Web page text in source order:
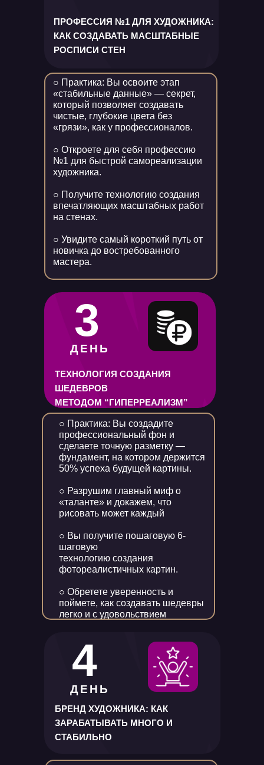
○ Практика: Вы освоите этап
«стабильные данные» — секрет,
который позволяет создавать
чистые, глубокие цвета без
«грязи», как у профессионалов.
○ Откроете для себя профессию
№1 для быстрой самореализации
художника.
○ Получите технологию создания
впечатляющих масштабных работ
на стенах.
○ Увидите самый короткий путь от
новичка до востребованного
мастера.
ПРОФЕССИЯ №1 ДЛЯ ХУДОЖНИКА:
КАК СОЗДАВАТЬ МАСШТАБНЫЕ
РОСПИСИ СТЕН
○ Практика: Вы создадите
профессиональный фон и
сделаете точную разметку —
фундамент, на котором держится
50% успеха будущей картины.
○ Разрушим главный миф о
«таланте» и докажем, что
рисовать может каждый
○ Вы получите пошаговую 6-
шаговую
технологию создания
фотореалистичных картин.
○ Обретете уверенность и
поймете, как создавать шедевры
легко и с удовольствием
ТЕХНОЛОГИЯ СОЗДАНИЯ
ШЕДЕВРОВ
МЕТОДОМ “ГИПЕРРЕАЛИЗМ”
3
ДЕНЬ
БРЕНД ХУДОЖНИКА: КАК
ЗАРАБАТЫВАТЬ МНОГО И
СТАБИЛЬНО
4
ДЕНЬ